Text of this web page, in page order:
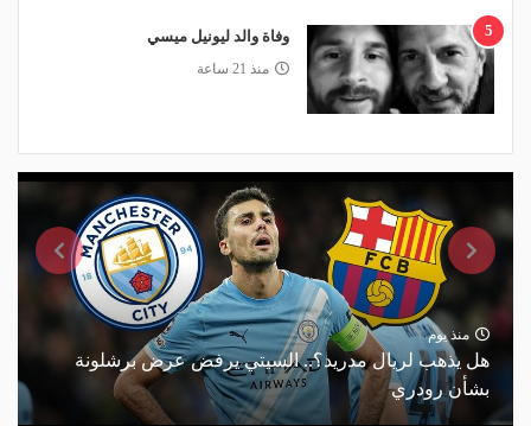
5 وفاة والد ليونيل ميسي
منذ 21 ساعة
منذ يوم
هل يذهب لريال مدريد؟.. السيتي يرفض عرض برشلونة
بشأن رودري